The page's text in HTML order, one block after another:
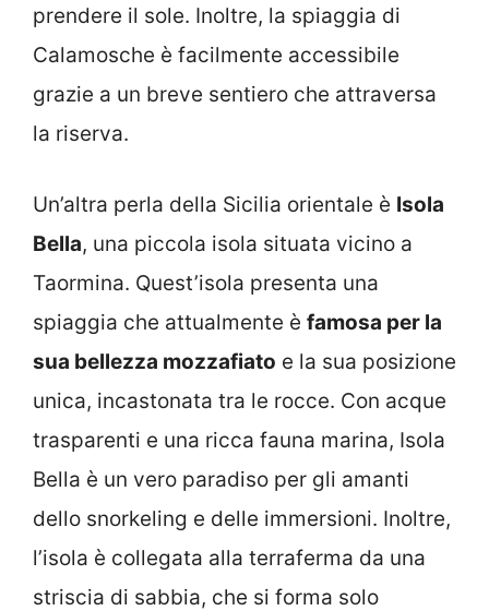
prendere il sole. Inoltre, la spiaggia di
Calamosche è facilmente accessibile
grazie a un breve sentiero che attraversa
la riserva.
Un’altra perla della Sicilia orientale è Isola
Bella, una piccola isola situata vicino a
Taormina. Quest’isola presenta una
spiaggia che attualmente è famosa per la
sua bellezza mozzafiato e la sua posizione
unica, incastonata tra le rocce. Con acque
trasparenti e una ricca fauna marina, Isola
Bella è un vero paradiso per gli amanti
dello snorkeling e delle immersioni. Inoltre,
l’isola è collegata alla terraferma da una
striscia di sabbia, che si forma solo